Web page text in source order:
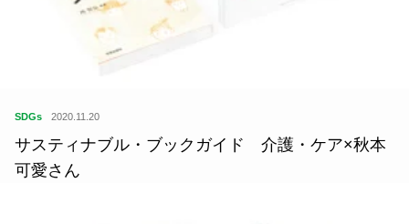
SDGs 2020.11.20
サスティナブル・ブックガイド 介護・ケア×秋本
可愛さん